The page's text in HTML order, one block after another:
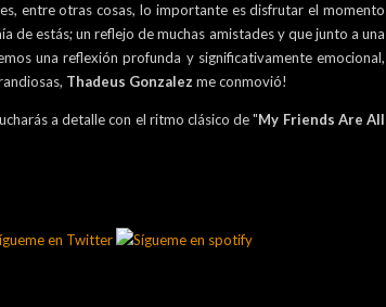
entre otras cosas, lo importante es disfrutar el momento
de estás; un reflejo de muchas amistades y que junto a una
una reflexión profunda y significativamente emocional,
Thadeus Gonzalez me conmovió!
a detalle con el ritmo clásico de "My Friends Are All